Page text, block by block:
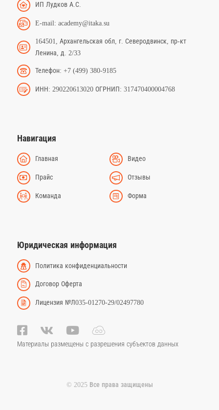
ИП Лудков А.С.
E-mail: academy@itaka.su
164501, Архангельская обл, г. Северодвинск, пр-кт
Ленина, д. 2/33
Телефон: +7 (499) 380-9185
ИНН: 290220613020 ОГРНИП: 317470400004768
Навигация
Главная Видео
Прайс Отзывы
Команда Форма
Юридическая информация
Политика конфиденциальности
Договор Оферта
Лицензия №Л035-01270-29/02497780
Материалы размещены с разрешения субъектов данных
© 2025 Все права защищены